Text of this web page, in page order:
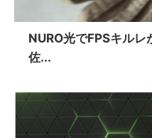
NURO光でFPSキルレ
佐...